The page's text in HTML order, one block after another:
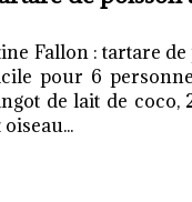
Fallon : tartare
pour 6
de lait de coco,